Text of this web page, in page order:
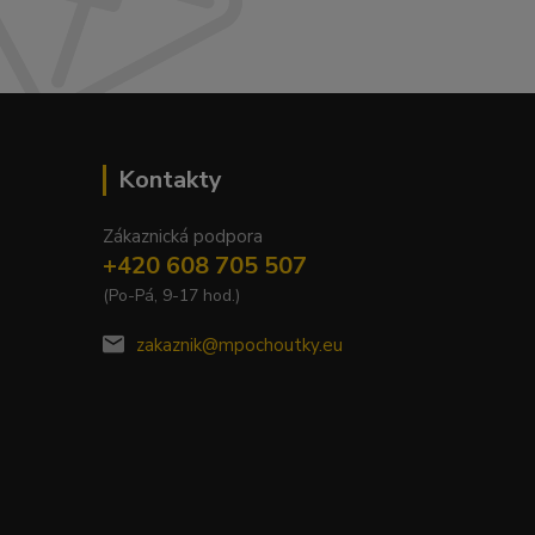
Kontakty
Zákaznická podpora
+420 608 705 507
(Po-Pá, 9-17 hod.)
zakaznik@mpochoutky.eu